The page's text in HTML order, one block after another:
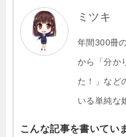
ミツキ
年間300冊
から「分か
た！」など
いる単純な
こんな記事を書いてい